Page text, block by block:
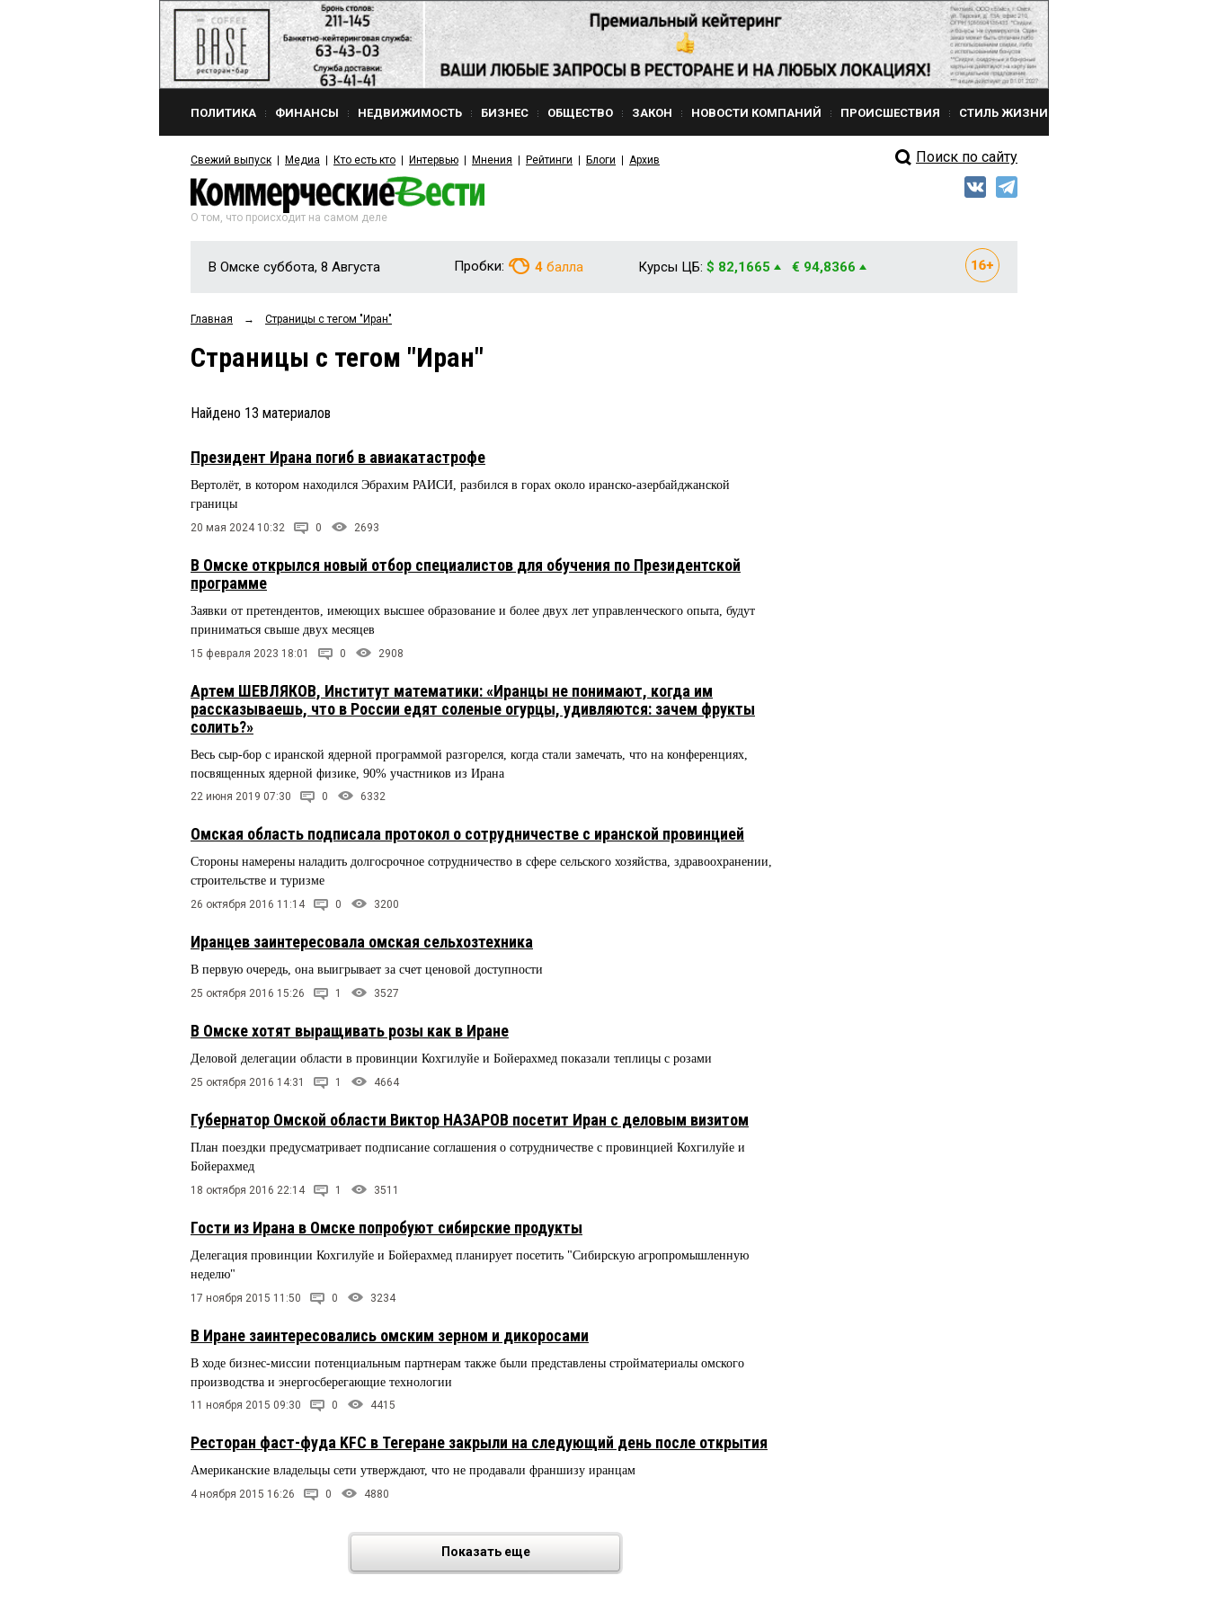
ПОЛИТИКА ФИНАНСЫ НЕДВИЖИМОСТЬ БИЗНЕС ОБЩЕСТВО ЗАКОН НОВОСТИ КОМПАНИЙ ПРОИСШЕСТВИЯ СТИЛЬ ЖИЗНИ
Свежий выпуск Медиа Кто есть кто Интервью Мнения Рейтинги Блоги Архив Поиск по сайту
О том, что происходит на самом деле
В Омске суббота, 8 Августа Пробки: 4 балла Курсы ЦБ: $ 82,1665 € 94,8366
Главная → Страницы c тегом "Иран"
Страницы c тегом "Иран"
Найдено 13 материалов
Президент Ирана погиб в авиакатастрофе
Вертолёт, в котором находился Эбрахим РАИСИ, разбился в горах около иранско-азербайджанской
границы
20 мая 2024 10:32 0 2693
В Омске открылся новый отбор специалистов для обучения по Президентской
программе
Заявки от претендентов, имеющих высшее образование и более двух лет управленческого опыта, будут
приниматься свыше двух месяцев
15 февраля 2023 18:01 0 2908
Артем ШЕВЛЯКОВ, Институт математики: «Иранцы не понимают, когда им
рассказываешь, что в России едят соленые огурцы, удивляются: зачем фрукты
солить?»
Весь сыр-бор с иранской ядерной программой разгорелся, когда стали замечать, что на конференциях,
посвященных ядерной физике, 90% участников из Ирана
22 июня 2019 07:30 0 6332
Омская область подписала протокол о сотрудничестве с иранской провинцией
Стороны намерены наладить долгосрочное сотрудничество в сфере сельского хозяйства, здравоохранении,
строительстве и туризме
26 октября 2016 11:14 0 3200
Иранцев заинтересовала омская сельхозтехника
В первую очередь, она выигрывает за счет ценовой доступности
25 октября 2016 15:26 1 3527
В Омске хотят выращивать розы как в Иране
Деловой делегации области в провинции Кохгилуйе и Бойерахмед показали теплицы с розами
25 октября 2016 14:31 1 4664
Губернатор Омской области Виктор НАЗАРОВ посетит Иран с деловым визитом
План поездки предусматривает подписание соглашения о сотрудничестве с провинцией Кохгилуйе и
Бойерахмед
18 октября 2016 22:14 1 3511
Гости из Ирана в Омске попробуют сибирские продукты
Делегация провинции Кохгилуйе и Бойерахмед планирует посетить "Сибирскую агропромышленную
неделю"
17 ноября 2015 11:50 0 3234
В Иране заинтересовались омским зерном и дикоросами
В ходе бизнес-миссии потенциальным партнерам также были представлены стройматериалы омского
производства и энергосберегающие технологии
11 ноября 2015 09:30 0 4415
Ресторан фаст-фуда KFC в Тегеране закрыли на следующий день после открытия
Американские владельцы сети утверждают, что не продавали франшизу иранцам
4 ноября 2015 16:26 0 4880
Показать еще